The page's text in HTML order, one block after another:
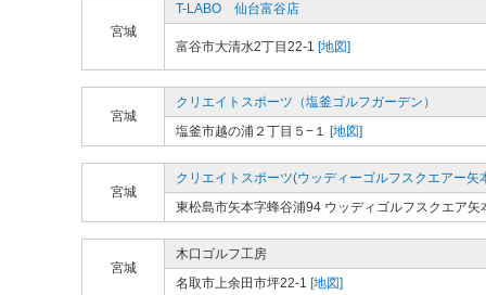
宮城
T-LABO 仙台富谷店
富谷市大清水2丁目22-1 [地図]
宮城
クリエイトスポーツ（塩釜ゴルフガーデン）
塩釜市越の浦２丁目５−１ [地図]
宮城
クリエイトスポーツ(ウッディーゴルフスクエアー矢
東松島市矢本字蜂谷浦94 ウッディゴルフスクエア矢
宮城
木口ゴルフ工房
名取市上余田市坪22-1 [地図]